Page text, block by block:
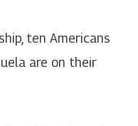
ten Americans
are on their